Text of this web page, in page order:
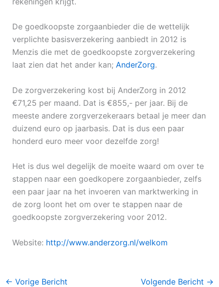
De goedkoopste zorgaanbieder die de wettelijk
verplichte basisverzekering aanbiedt in 2012 is
Menzis die met de goedkoopste zorgverzekering
laat zien dat het ander kan; AnderZorg.
De zorgverzekering kost bij AnderZorg in 2012
€71,25 per maand. Dat is €855,- per jaar. Bij de
meeste andere zorgverzekeraars betaal je meer dan
duizend euro op jaarbasis. Dat is dus een paar
honderd euro meer voor dezelfde zorg!
Het is dus wel degelijk de moeite waard om over te
stappen naar een goedkopere zorgaanbieder, zelfs
een paar jaar na het invoeren van marktwerking in
de zorg loont het om over te stappen naar de
goedkoopste zorgverzekering voor 2012.
Website: http://www.anderzorg.nl/welkom
← Vorige Bericht Volgende Bericht →